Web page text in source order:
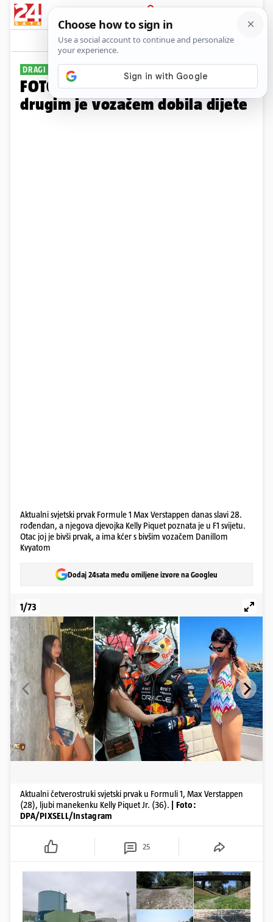
PRIJAVA
Galerija Komentari
DRAGI DANAS SLAVI
FOTO Ona ljubi F1 prvaka, a s
drugim je vozačem dobila dijete
Aktualni svjetski prvak Formule 1 Max Verstappen danas slavi 28.
rođendan, a njegova djevojka Kelly Piquet poznata je u F1 svijetu.
Otac joj je bivši prvak, a ima kćer s bivšim vozačem Danillom
Kvyatom
Dodaj 24sata među omiljene izvore na Googleu
1/73
Aktualni četverostruki svjetski prvak u Formuli 1, Max Verstappen
(28), ljubi manekenku Kelly Piquet Jr. (36).
| Foto:
DPA/PIXSELL/Instagram
25